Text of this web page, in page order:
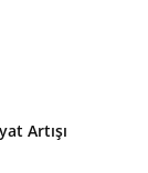
Artışı